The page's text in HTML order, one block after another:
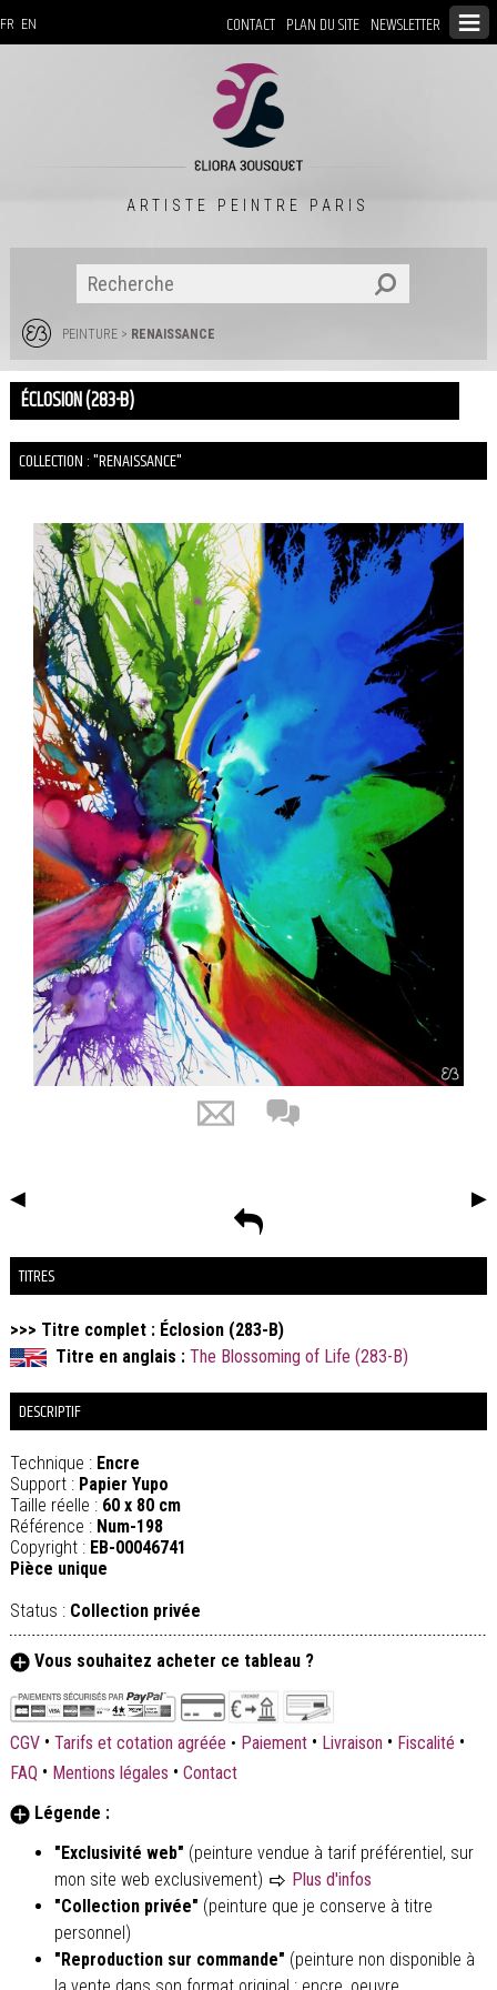
CONTACT PLAN DU SITE NEWSLETTER
FR EN
ARTISTE PEINTRE PARIS
PEINTURE> RENAISSANCE
ÉCLOSION (283-B)
COLLECTION : "RENAISSANCE"
◀ ▶
TITRES
>>> Titre complet : Éclosion (283-B)
Titre en anglais : The Blossoming of Life (283-B)
DESCRIPTIF
Technique : Encre
Support : Papier Yupo
Taille réelle : 60 x 80 cm
Référence : Num-198
Copyright : EB-00046741
Pièce unique
Status : Collection privée
Vous souhaitez acheter ce tableau ?
CGV • Tarifs et cotation agréée • Paiement • Livraison • Fiscalité •
FAQ • Mentions légales • Contact
Légende :
"Exclusivité web" (peinture vendue à tarif préférentiel, sur
mon site web exclusivement)
Plus d'infos
"Collection privée" (peinture que je conserve à titre
personnel)
"Reproduction sur commande" (peinture non disponible à